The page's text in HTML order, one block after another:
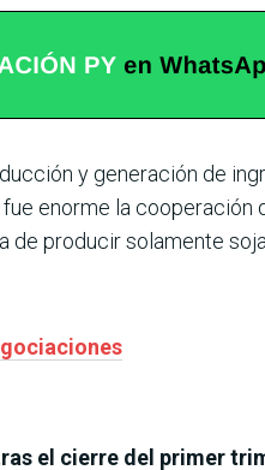
y generación de
fue enorme la cooperación
de producir solamente
el cierre del primer